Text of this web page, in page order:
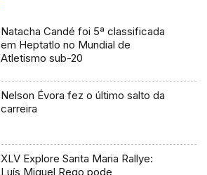
Natacha Candé foi 5ª classificada
em Heptatlo no Mundial de
Atletismo sub-20
Nelson Évora fez o último salto da
carreira
XLV Explore Santa Maria Rallye:
Luís Miguel Rego pode